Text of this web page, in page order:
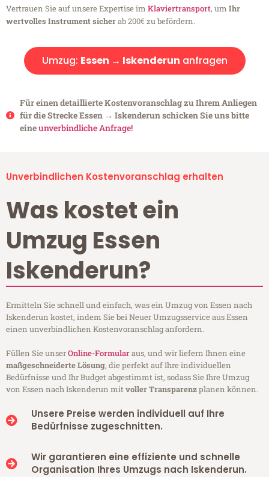
Vertrauen Sie auf unsere Expertise im Klaviertransport, um Ihr
wertvolles Instrument sicherab 200€ zu befördern.
Umzug: Essen → Iskenderun anfragen
Für einen detaillierte Kostenvoranschlag zu Ihrem Anliegen
für die Strecke Essen → Iskenderun schicken Sie uns bitte
eineunverbindliche Anfrage!
Unverbindlichen Kostenvoranschlag erhalten
Was kostet ein
Umzug Essen
Iskenderun?
Ermitteln Sie schnell und einfach, was ein Umzug von Essen nach
Iskenderun kostet, indem Sie bei Neuer Umzugsservice aus Essen
einen unverbindlichen Kostenvoranschlag anfordern.
Füllen Sie unserOnline-Formularaus, und wir liefern Ihnen eine
maßgeschneiderte Lösung, die perfekt auf Ihre individuellen
Bedürfnisse und Ihr Budget abgestimmt ist, sodass Sie Ihre Umzug
von Essen nach Iskenderun mitvoller Transparenzplanen können.
Unsere Preise werden individuell auf Ihre
Bedürfnisse zugeschnitten.
Wir garantieren eine effiziente und schnelle
Organisation Ihres Umzugs nach Iskenderun.